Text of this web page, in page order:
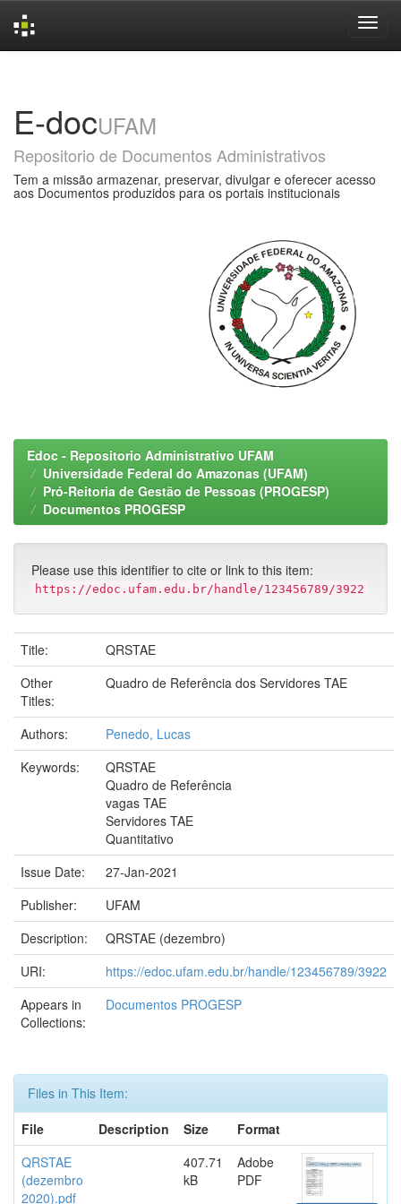
E-docUFAM
Repositorio de Documentos Administrativos
Tem a missão armazenar, preservar, divulgar e oferecer acesso
aos Documentos produzidos para os portais institucionais
Edoc - Repositorio Administrativo UFAM
Universidade Federal do Amazonas (UFAM)
Pró-Reitoria de Gestão de Pessoas (PROGESP)
Documentos PROGESP
Please use this identifier to cite or link to this item:
https://edoc.ufam.edu.br/handle/123456789/3922
Title:
QRSTAE
Other
Titles:
Quadro de Referência dos Servidores TAE
Authors:
Penedo, Lucas
Keywords:
QRSTAE
Quadro de Referência
vagas TAE
Servidores TAE
Quantitativo
Issue Date:
27-Jan-2021
Publisher:
UFAM
Description:
QRSTAE (dezembro)
URI:
https://edoc.ufam.edu.br/handle/123456789/3922
Appears in
Collections:
Documentos PROGESP
Files in This Item:
File
Description Size
Format
QRSTAE
(dezembro
2020).pdf
407.71
kB
Adobe
PDF